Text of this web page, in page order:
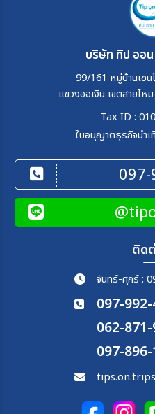
บริษัท ทิป ออ
99/161 หมู่บ้านเซน
แขวงออเงิน เขตสายไ
Tax ID :
ใบอนุญาตธุรกิจนำเ
ติด
จันทร์-ศุกร์ :
097-
062-
097-